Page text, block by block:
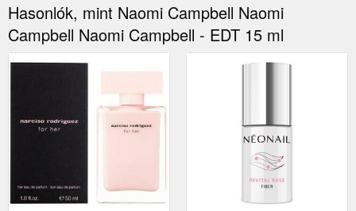
Hasonlók, mint Naomi Campbell Naomi
Campbell Naomi Campbell - EDT 15 ml